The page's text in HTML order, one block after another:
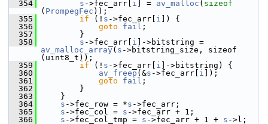
  354
s ->fec_arr[ i ] = av_malloc ( sizeof
( PrompegFec ));
  355
if (! s ->fec_arr[ i ]) {
  356
goto fail ;
  357
}
  358
s ->fec_arr[ i
av_malloc_array ( s ->bitstring_size, sizeof
(uint8_t));
  359
if (! s ->fec_arr[ i ]->bitstring) {
  360
av_freep (&s ->fec_arr[ i ]);
  361
goto fail ;
  362
}
  363
}
  364
s ->fec_row = *s ->fec_arr;
  365
s ->fec_col = s ->fec_arr + 1;
  366
s ->fec_col_tmp = s ->fec_arr + 1 + s ->l;